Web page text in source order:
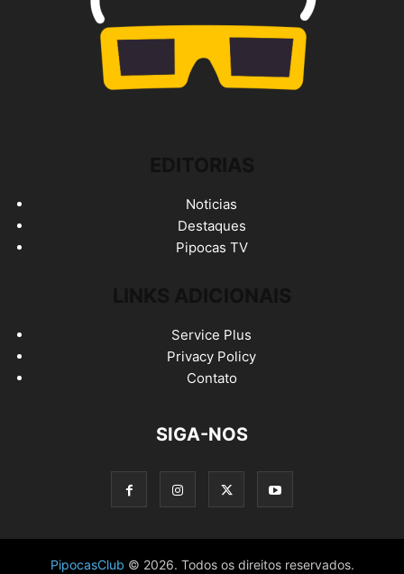
Noticias
Destaques
Pipocas TV
Service Plus
Privacy Policy
Contato
SIGA-NOS
PipocasClub © 2026. Todos os direitos reservados.